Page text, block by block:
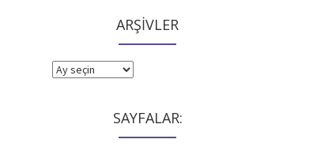
ARŞİVLER
ARŞİVLER
SAYFALAR: